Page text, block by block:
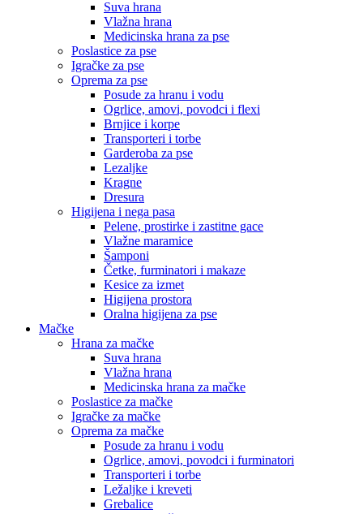
Suva hrana
Vlažna hrana
Medicinska hrana za pse
Poslastice za pse
Igračke za pse
Oprema za pse
Posude za hranu i vodu
Ogrlice, amovi, povodci i flexi
Brnjice i korpe
Transporteri i torbe
Garderoba za pse
Lezaljke
Kragne
Dresura
Higijena i nega pasa
Pelene, prostirke i zastitne gace
Vlažne maramice
Šamponi
Četke, furminatori i makaze
Kesice za izmet
Higijena prostora
Oralna higijena za pse
Mačke
Hrana za mačke
Suva hrana
Vlažna hrana
Medicinska hrana za mačke
Poslastice za mačke
Igračke za mačke
Oprema za mačke
Posude za hranu i vodu
Ogrlice, amovi, povodci i furminatori
Transporteri i torbe
Ležaljke i kreveti
Grebalice